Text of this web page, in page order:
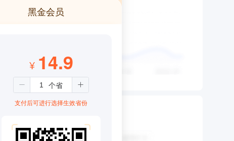
黑金会员
¥ 14.9
支付后可进行选择生效省份